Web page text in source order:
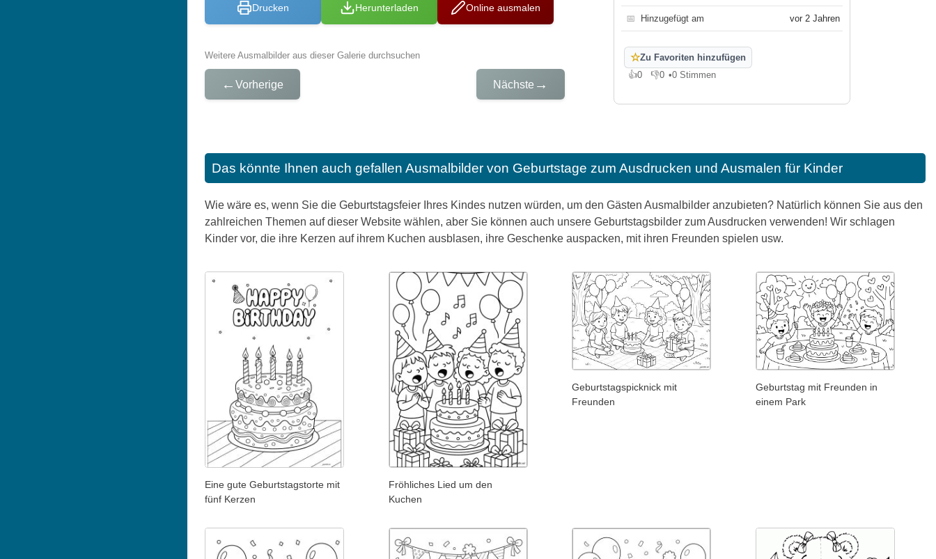
Drucken Herunterladen Online ausmalen
Weitere Ausmalbilder aus dieser Galerie durchsuchen
← Vorherige Nächste →
📅 Hinzugefügt am vor 2 Jahren
☆Zu Favoriten hinzufügen
👍0
Gefällt mir
👎0
Gefällt mir nicht
•0 Stimmen
Das könnte Ihnen auch gefallen Ausmalbilder von Geburtstage zum Ausdrucken und Ausmalen für Kinder
Wie wäre es, wenn Sie die Geburtstagsfeier Ihres Kindes nutzen würden, um den Gästen Ausmalbilder anzubieten? Natürlich können Sie aus den
zahlreichen Themen auf dieser Website wählen, aber Sie können auch unsere Geburtstagsbilder zum Ausdrucken verwenden! Wir schlagen
Kinder vor, die ihre Kerzen auf ihrem Kuchen ausblasen, ihre Geschenke auspacken, mit ihren Freunden spielen usw.
Eine gute Geburtstagstorte mit
fünf Kerzen
Fröhliches Lied um den
Kuchen
Geburtstagspicknick mit
Freunden
Geburtstag mit Freunden in
einem Park